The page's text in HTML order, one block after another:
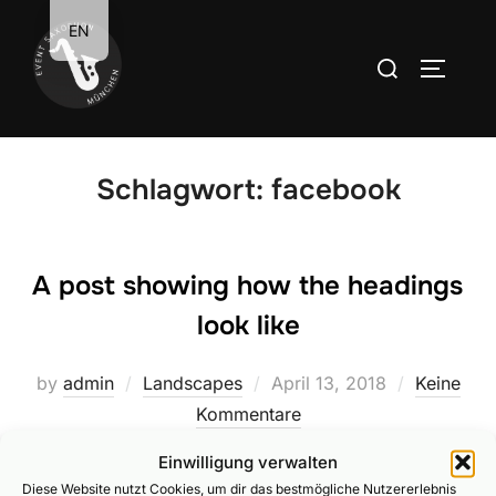
Einwilligung verwalten
Diese Website nutzt Cookies, um dir das bestmögliche Nutzererlebnis
Inhalt
springen
Suchen
Schlagwort: facebook
A post showing how the headings
look like
by admin Landscapes
Veröffentlicht
am
April 13, 2018
Keine
Kommentare
Heading 1 Lorem ipsum dolor sit amet, consectetur
EN